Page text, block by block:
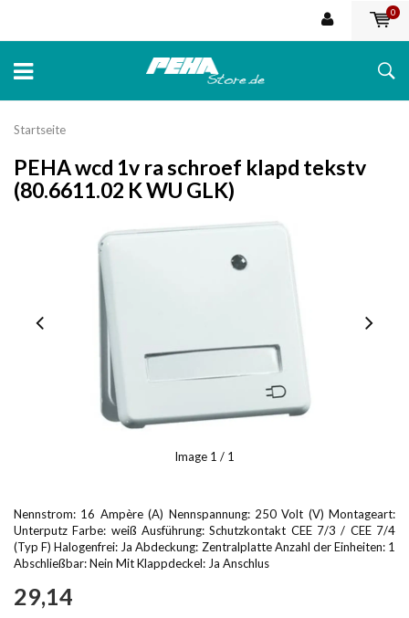
0
Startseite
PEHA wcd 1v ra schroef klapd tekstv
(80.6611.02 K WU GLK)
Image 1 / 1
Nennstrom: 16 Ampère (A) Nennspannung: 250 Volt (V) Montageart:
Unterputz Farbe: weiß Ausführung: Schutzkontakt CEE 7/3 / CEE 7/4
(Typ F) Halogenfrei: Ja Abdeckung: Zentralplatte Anzahl der Einheiten: 1
Abschließbar: Nein Mit Klappdeckel: Ja Anschlus
29,14